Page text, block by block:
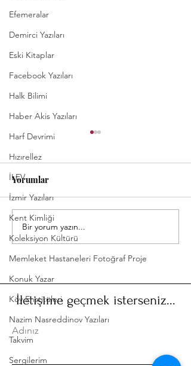
Efemeralar
Demirci Yazıları
Eski Kitaplar
Facebook Yazıları
Halk Bilimi
Haber Akis Yazıları
Harf Devrimi
Hızırellez
İLEV
İzmir Yazıları
Kent Kimliği
Koleksiyon Kültürü
Memleket Hastaneleri Fotoğraf Proje
Konuk Yazar
Köy Enstitüleri
Nazim Nasreddinov Yazıları
Takvim
Sergilerim
Hatırlıyor musunuz?
Yorumlar
Bir yorum yazın...
İletişime geçmek isterseniz...
Adınız